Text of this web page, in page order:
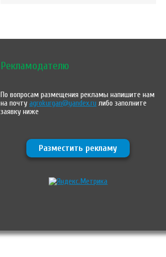
Рекламодателю
По вопросам размещения рекламы напишите нам
на почтуagrokurgan@yandex.ru либо заполните
заявку ниже
Разместить рекламу